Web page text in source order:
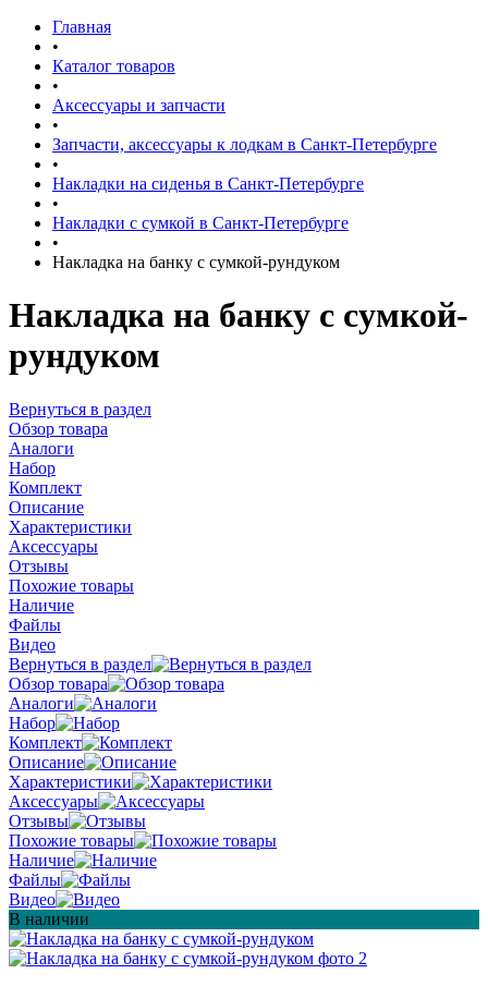
Главная
•
Каталог товаров
•
Аксессуары и запчасти
•
Запчасти, аксессуары к лодкам в Санкт-Петербурге
•
Накладки на сиденья в Санкт-Петербурге
•
Накладки с сумкой в Санкт-Петербурге
•
Накладка на банку с сумкой-рундуком
Накладка на банку с сумкой-
рундуком
Вернуться в раздел
Обзор товара
Аналоги
Набор
Комплект
Описание
Характеристики
Аксессуары
Отзывы
Похожие товары
Наличие
Файлы
Видео
Вернуться в раздел
Обзор товара
Аналоги
Набор
Комплект
Описание
Характеристики
Аксессуары
Отзывы
Похожие товары
Наличие
Файлы
Видео
В наличии